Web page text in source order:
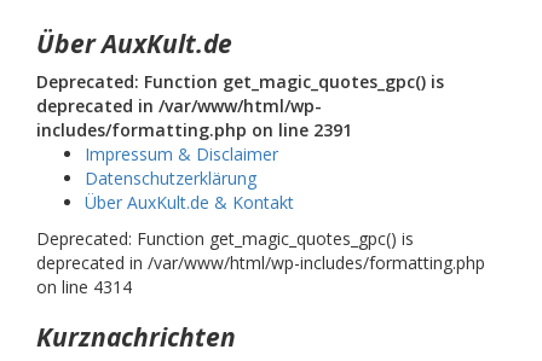
Über AuxKult.de
Deprecated: Function get_magic_quotes_gpc() is
deprecated in /var/www/html/wp-
includes/formatting.php on line 2391
Impressum & Disclaimer
Datenschutzerklärung
Über AuxKult.de & Kontakt
Deprecated: Function get_magic_quotes_gpc() is
deprecated in /var/www/html/wp-includes/formatting.php
on line 4314
Kurznachrichten